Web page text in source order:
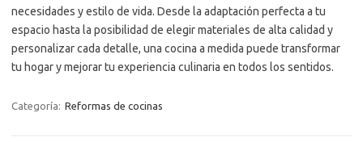
necesidades y estilo de vida. Desde la adaptación perfecta a tu
espacio hasta la posibilidad de elegir materiales de alta calidad y
personalizar cada detalle, una cocina a medida puede transformar
tu hogar y mejorar tu experiencia culinaria en todos los sentidos.
Categoría: Reformas de cocinas